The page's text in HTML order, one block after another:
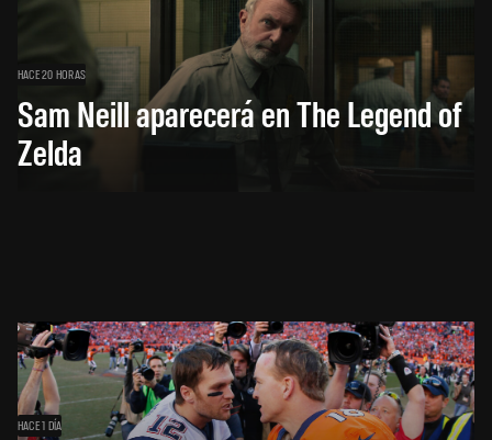
HACE 20 HORAS
Sam Neill aparecerá en The Legend of
Zelda
HACE 1 DÍA